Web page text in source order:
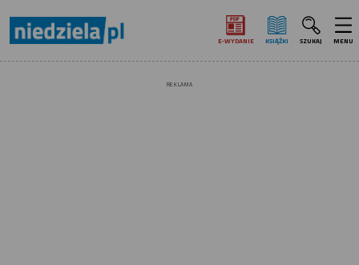
E‑WYDANIE KSIĄŻKI SZUKAJ MENU
REKLAMA